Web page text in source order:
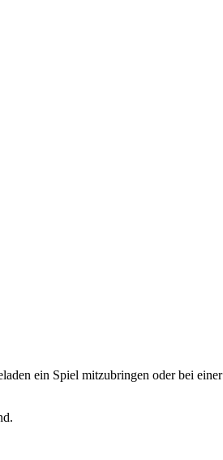
ein Spiel mitzubringen oder bei einer